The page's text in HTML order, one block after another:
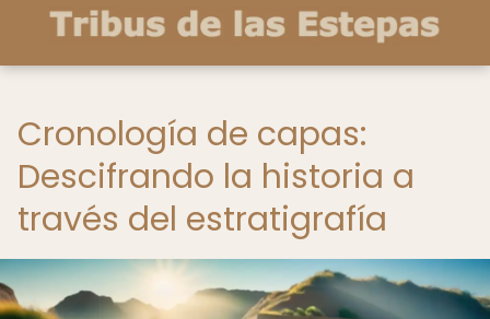
Cronología de capas:
Descifrando la historia a
través del estratigrafía